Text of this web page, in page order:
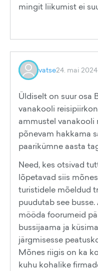
mingit liikumist ei
vatse24. mai
Üldiselt on suur osa
vanakooli
ammustel vanakooli
põnevam hakkama
paarikümne aasta
Need, kes otsivad
lõpetavad siis
turistidele mõeldud
puudutab see
mööda foorumeid
bussijaama ja
järgmisesse
Mõnes riigis on ka
kuhu kohalike